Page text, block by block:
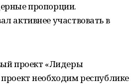
пропорции.
активнее участвовать в
проект «Лидеры
необходим республике